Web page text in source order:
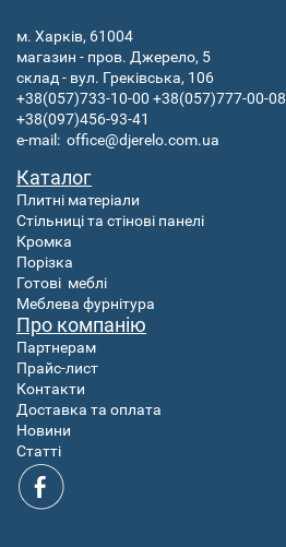
м. Харків, 61004
магазин - пров. Джерело, 5
склад - вул. Греківська, 106
+38(057)733-10-00 +38(057)777-00-08
+38(097)456-93-41
e-mail: office@djerelo.com.ua
Каталог
Плитні матеріали
Стільниці та стінові панелі
Кромка
Порізка
Готові меблі
Меблева фурнітура
Про компанію
Партнерам
Прайс-лист
Контакти
Доставка та оплата
Новини
Статті